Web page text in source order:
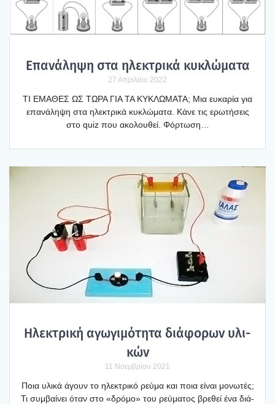
Επα­νά­λη­ψη στα ηλε­κτρι­κά κυκλώ­μα­τα
27 Απριλίου 2022
ΤΙ ΕΜΑΘΕΣ ΩΣ ΤΩΡΑ ΓΙΑ ΤΑ ΚΥΚΛΩΜΑΤΑ; Μια ευκα­ρία για
επα­νά­λη­ψη στα ηλε­κτρι­κά κυκλώ­μα­τα. Κάνε τις ερω­τή­σεις
στο quiz που ακο­λου­θεί. Φόρ­τω­ση…
Ηλε­κτρι­κή αγω­γι­μό­τη­τα διά­φο­ρων υλι­
κών
11 Νοεμβρίου 2021
Ποια υλι­κά άγουν το ηλε­κτρι­κό ρεύ­μα και ποια είναι μονω­τές;
Τι συμ­βαί­νει όταν στο «δρό­μο» του ρεύ­μα­τος βρε­θεί ένα διά­